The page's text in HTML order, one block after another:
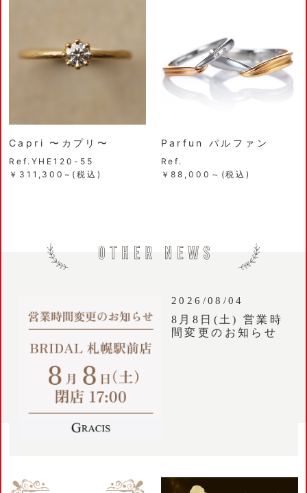
Capri 〜カプリ〜
Ref.YHE120-55
￥311,300~(税込)
Parfun パルファン
Ref.
￥88,000～(税込)
2026/08/04
8月8日(土) 営業時
間変更のお知らせ